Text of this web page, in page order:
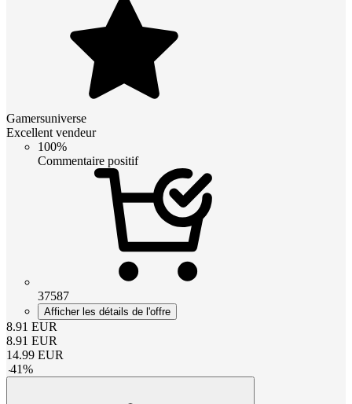
Gamersuniverse
Excellent vendeur
100%
Commentaire positif
37587
Afficher les détails de l'offre
8.91 EUR
8.91 EUR
14.99 EUR
-41%